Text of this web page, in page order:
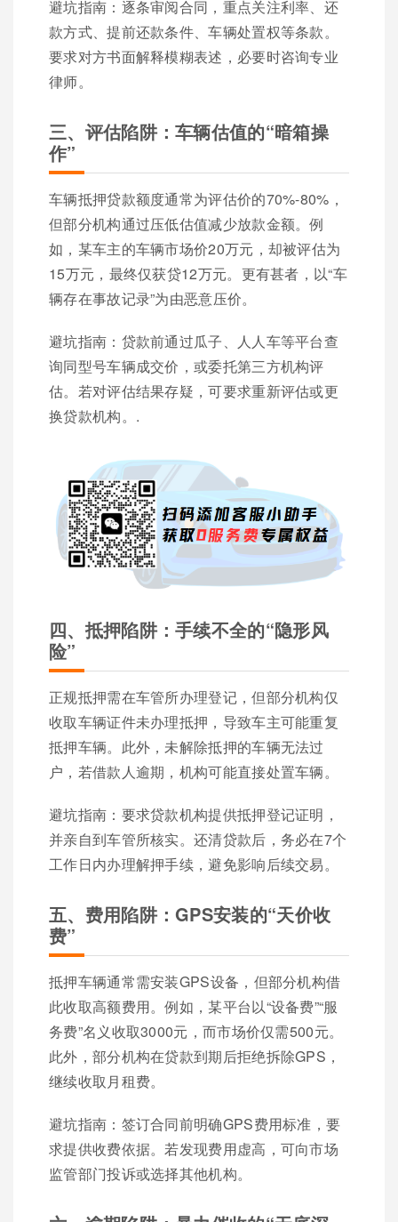
避坑指南：逐条审阅合同，重点关注利率、还
款方式、提前还款条件、车辆处置权等条款。
要求对方书面解释模糊表述，必要时咨询专业
律师。
三、评估陷阱：车辆估值的“暗箱操
作”
车辆抵押贷款额度通常为评估价的70%-80%，
但部分机构通过压低估值减少放款金额。例
如，某车主的车辆市场价20万元，却被评估为
15万元，最终仅获贷12万元。更有甚者，以“车
辆存在事故记录”为由恶意压价。
避坑指南：贷款前通过瓜子、人人车等平台查
询同型号车辆成交价，或委托第三方机构评
估。若对评估结果存疑，可要求重新评估或更
换贷款机构。.
四、抵押陷阱：手续不全的“隐形风
险”
正规抵押需在车管所办理登记，但部分机构仅
收取车辆证件未办理抵押，导致车主可能重复
抵押车辆。此外，未解除抵押的车辆无法过
户，若借款人逾期，机构可能直接处置车辆。
避坑指南：要求贷款机构提供抵押登记证明，
并亲自到车管所核实。还清贷款后，务必在7个
工作日内办理解押手续，避免影响后续交易。
五、费用陷阱：GPS安装的“天价收
费”
抵押车辆通常需安装GPS设备，但部分机构借
此收取高额费用。例如，某平台以“设备费”“服
务费”名义收取3000元，而市场价仅需500元。
此外，部分机构在贷款到期后拒绝拆除GPS，
继续收取月租费。
避坑指南：签订合同前明确GPS费用标准，要
求提供收费依据。若发现费用虚高，可向市场
监管部门投诉或选择其他机构。